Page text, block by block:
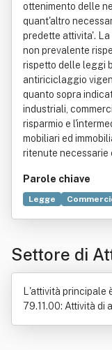
ottenimento delle
quant'altro
predette attivita'. La
non prevalente
rispetto delle leggi
antiriciclaggio
quanto sopra
industriali,
risparmio e
mobiliari ed
ritenute necessarie
Parole chiave
Legge
Individuo
Settore di
L'attività
79.11.00: Attività di